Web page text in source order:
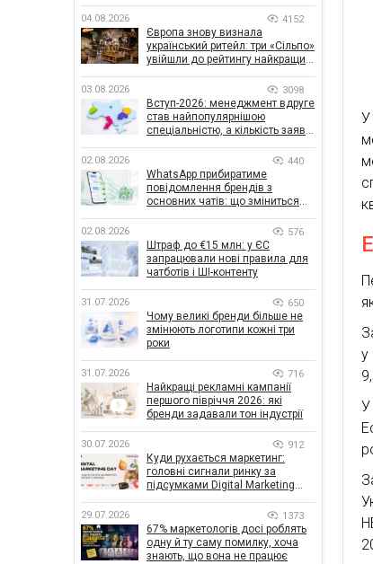
У
у
У
04.08.2026 4152
Європа знову визнала
український ритейл: три «Сільпо»
увійшли до рейтингу найкращих
03.08.2026 3098
Вступ-2026: менеджмент вдруге
став найпопулярнішою
спеціальністю, а кількість заяв
02.08.2026 440
WhatsApp прибиратиме
повідомлення брендів з
основних чатів: що зміниться
02.08.2026 576
Штраф до €15 млн: у ЄС
запрацювали нові правила для
чатботів і ШІ-контенту
31.07.2026 650
Чому великі бренди більше не
змінюють логотипи кожні три
роки
31.07.2026 716
Найкращі рекламні кампанії
першого півріччя 2026: які
бренди задавали тон індустрії
30.07.2026 912
Куди рухається маркетинг:
головні сигнали ринку за
підсумками Digital Marketing
29.07.2026 1373
67% маркетологів досі роблять
одну й ту саму помилку, хоча
знають, що вона не працює